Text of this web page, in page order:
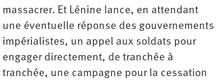
massacrer. Et Lénine lance, en attendant
une éventuelle réponse des gouvernements
impérialistes, un appel aux soldats pour
engager directement, de tranchée à
tranchée, une campagne pour la cessation